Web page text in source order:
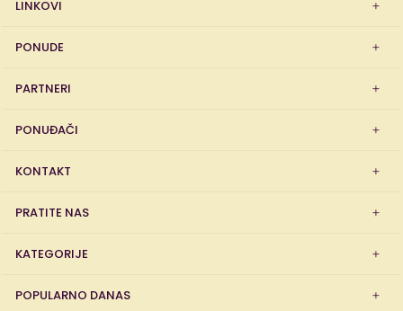
LINKOVI
PONUDE
PARTNERI
PONUĐAČI
KONTAKT
PRATITE NAS
KATEGORIJE
POPULARNO DANAS